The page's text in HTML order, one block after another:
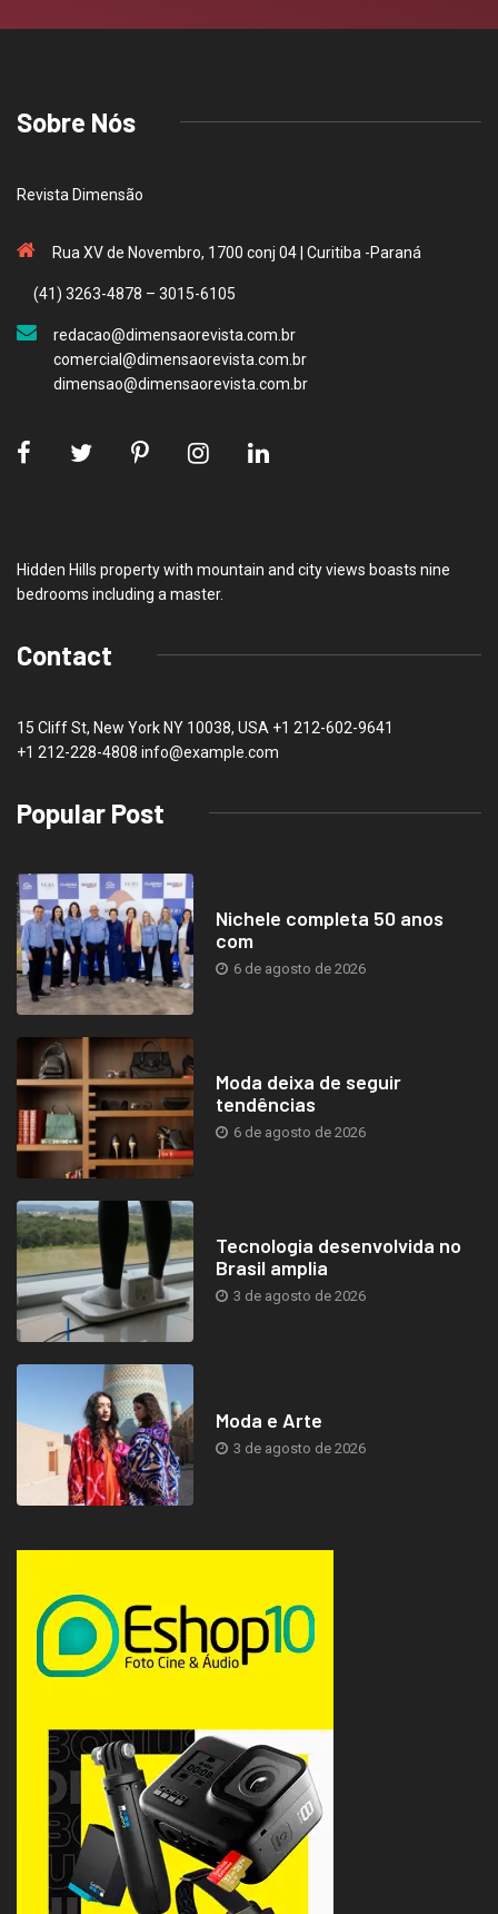
Sobre Nós
Revista Dimensão
Rua XV de Novembro, 1700 conj 04 | Curitiba -Paraná
(41) 3263-4878 – 3015-6105
redacao@dimensaorevista.com.br
comercial@dimensaorevista.com.br
dimensao@dimensaorevista.com.br
Hidden Hills property with mountain and city views boasts nine
bedrooms including a master.
Contact
15 Cliff St, New York NY 10038, USA +1 212-602-9641
+1 212-228-4808 info@example.com
Popular Post
Nichele completa 50 anos
com
6 de agosto de 2026
Moda deixa de seguir
tendências
6 de agosto de 2026
Tecnologia desenvolvida no
Brasil amplia
3 de agosto de 2026
Moda e Arte
3 de agosto de 2026